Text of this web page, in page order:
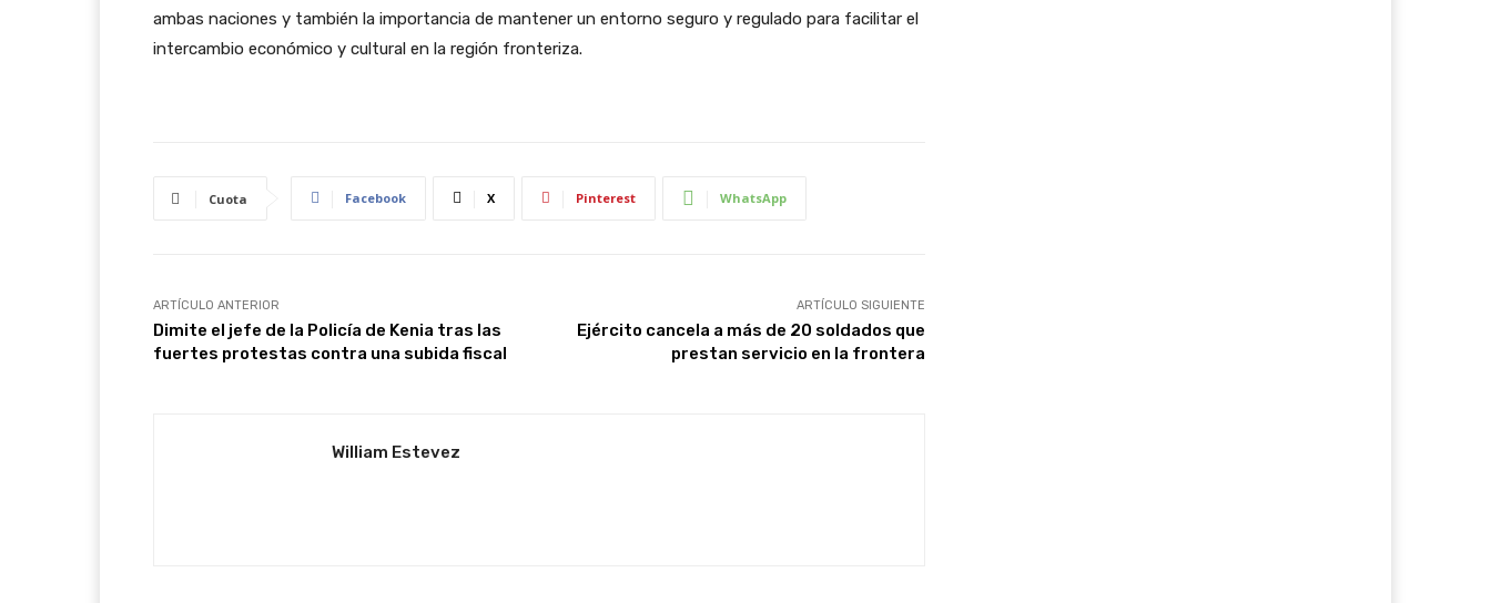
ambas naciones y también la importancia de mantener un entorno seguro y regulado para facilitar el
intercambio económico y cultural en la región fronteriza.
Cuota Facebook X Pinterest WhatsApp
ARTÍCULO ANTERIOR
Dimite el jefe de la Policía de Kenia tras las
fuertes protestas contra una subida fiscal
ARTÍCULO SIGUIENTE
Ejército cancela a más de 20 soldados que
prestan servicio en la frontera
William Estevez